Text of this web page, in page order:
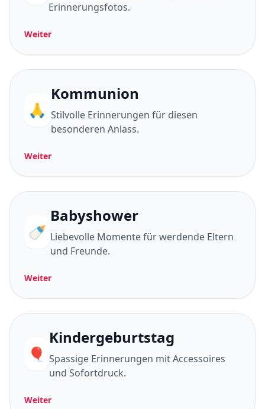
Erinnerungsfotos.
Weiter
🙏
Kommunion
Stilvolle Erinnerungen für diesen
besonderen Anlass.
Weiter
🍼
Babyshower
Liebevolle Momente für werdende Eltern
und Freunde.
Weiter
🎈
Kindergeburtstag
Spassige Erinnerungen mit Accessoires
und Sofortdruck.
Weiter